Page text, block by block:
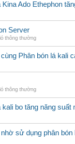
Ado Ethephon
Server
thông thường
Phân bón lá kali
thông thường
kali bo tăng năng suất
sử dụng phân bón